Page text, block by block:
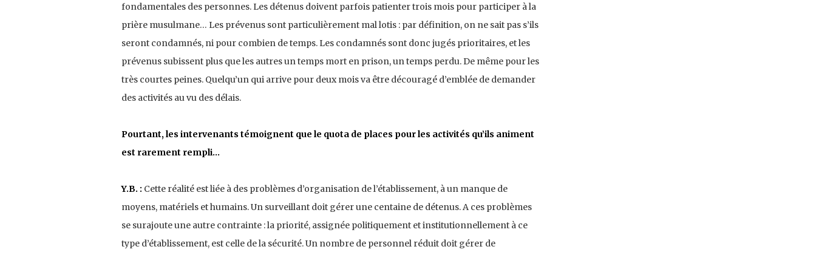
fondamentales des personnes. Les détenus doivent parfois patienter trois mois pour participer à la
prière musulmane… Les prévenus sont particulièrement mal lotis : par définition, on ne sait pas s’ils
seront condamnés, ni pour combien de temps. Les condamnés sont donc jugés prioritaires, et les
prévenus subissent plus que les autres un temps mort en prison, un temps perdu. De même pour les
très courtes peines. Quelqu’un qui arrive pour deux mois va être découragé d’emblée de demander
des activités au vu des délais.
Pourtant, les intervenants témoignent que le quota de places pour les activités qu’ils animent
est rarement rempli…
Y.B. : Cette réalité est liée à des problèmes d’organisation de l’établissement, à un manque de
moyens, matériels et humains. Un surveillant doit gérer une centaine de détenus. A ces problèmes
se surajoute une autre contrainte : la priorité, assignée politiquement et institutionnellement à ce
type d’établissement, est celle de la sécurité. Un nombre de personnel réduit doit gérer de